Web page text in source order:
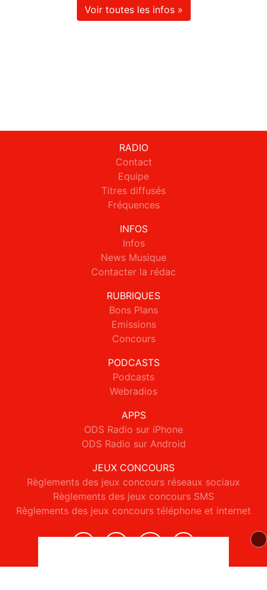
Voir toutes les infos »
RADIO
Contact
Equipe
Titres diffusés
Fréquences
INFOS
Infos
News Musique
Contacter la rédac
RUBRIQUES
Bons Plans
Emissions
Concours
PODCASTS
Podcasts
Webradios
APPS
ODS Radio sur iPhone
ODS Radio sur Android
JEUX CONCOURS
Règlements des jeux concours réseaux sociaux
Règlements des jeux concours SMS
Règlements des jeux concours téléphone et internet